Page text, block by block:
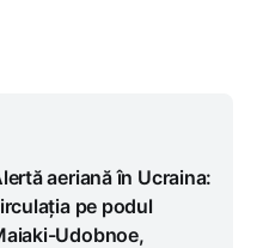
aeriană în Ucraina:
pe podul
Udobnoe,